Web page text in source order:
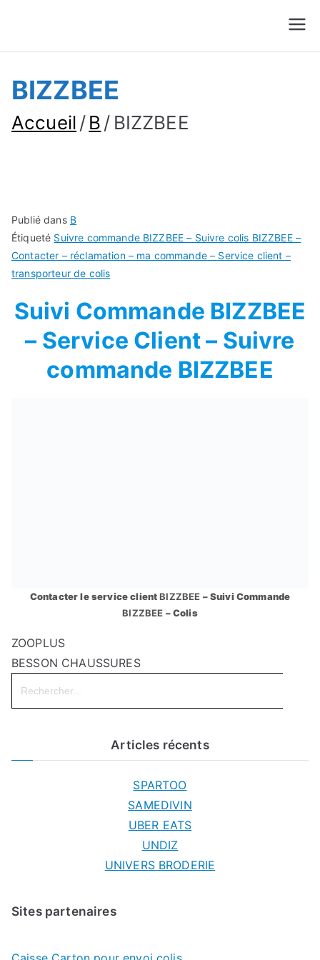
Suivre Colis - Suivre
Commande
BIZZBEE
Accueil B BIZZBEE
Publié dans B
Étiqueté Suivre commande BIZZBEE – Suivre colis BIZZBEE –
Contacter – réclamation – ma commande – Service client –
transporteur de colis
Suivi Commande BIZZBEE
– Service Client – Suivre
commande BIZZBEE
Contacter le service clientBIZZBEE – Suivi Commande
BIZZBEE – Colis
ZOOPLUS
BESSON CHAUSSURES
Search
for:
Articles récents
SPARTOO
SAMEDIVIN
UBER EATS
UNDIZ
UNIVERS BRODERIE
Sites partenaires